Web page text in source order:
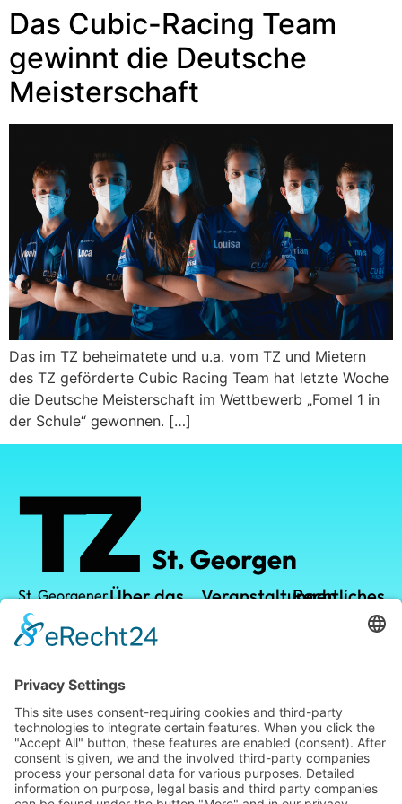
Das Cubic-Racing Team
gewinnt die Deutsche
Meisterschaft
Das im TZ beheimatete und u.a. vom TZ und Mietern
des TZ geförderte Cubic Racing Team hat letzte Woche
die Deutsche Meisterschaft im Wettbewerb „Fomel 1 in
der Schule“ gewonnen. […]
St. Georgener
Technologiezentrum
GmbH
78112 St.
Georgen im
Schwarzwald
Telefon: +49
(0) 7724 /
949474
Telefax: +49
Über das
Vermietung
Standort
Blog
VeranstaltungenRechtliches
Datenschutz